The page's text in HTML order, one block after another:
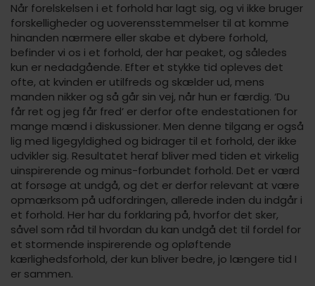
Når forelskelsen i et forhold har lagt sig, og vi ikke bruger
forskelligheder og uoverensstemmelser til at komme
hinanden nærmere eller skabe et dybere forhold,
befinder vi os i et forhold, der har peaket, og således
kun er nedadgående. Efter et stykke tid opleves det
ofte, at kvinden er utilfreds og skælder ud, mens
manden nikker og så går sin vej, når hun er færdig. ‘Du
får ret og jeg får fred’ er derfor ofte endestationen for
mange mænd i diskussioner. Men denne tilgang er også
lig med ligegyldighed og bidrager til et forhold, der ikke
udvikler sig. Resultatet heraf bliver med tiden et virkelig
uinspirerende og minus-forbundet forhold. Det er værd
at forsøge at undgå, og det er derfor relevant at være
opmærksom på udfordringen, allerede inden du indgår i
et forhold. Her har du forklaring på, hvorfor det sker,
såvel som råd til hvordan du kan undgå det til fordel for
et stormende inspirerende og opløftende
kærlighedsforhold, der kun bliver bedre, jo længere tid I
er sammen.